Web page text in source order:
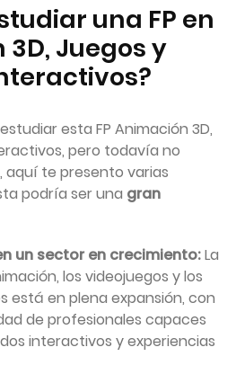
una FP en
Juegos y
esta FP Animación 3D,
pero todavía no
aquí te presento varias
podría ser una gran
un sector en crecimiento:La
los videojuegos y los
está en plena expansión, con
de profesionales capaces
interactivos y experiencias